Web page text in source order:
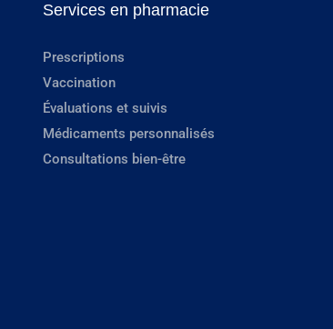
Services en pharmacie
Prescriptions
Vaccination
Évaluations et suivis
Médicaments personnalisés
Consultations bien-être